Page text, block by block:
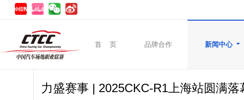
首 页 品牌合作 新闻中心
力盛赛事 | 2025CKC-R1上海站圆满落